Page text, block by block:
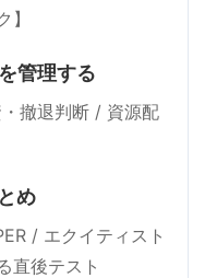
管理する
撤退判断 / 資源配
め
/ エクイティスト
直後テスト